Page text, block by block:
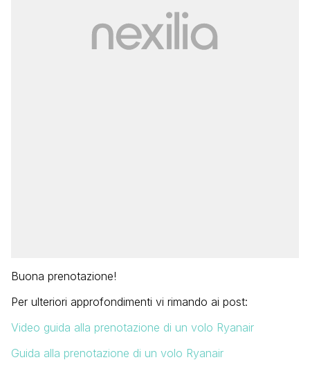
Buona prenotazione!
Per ulteriori approfondimenti vi rimando ai post:
Video guida alla prenotazione di un volo Ryanair
Guida alla prenotazione di un volo Ryanair